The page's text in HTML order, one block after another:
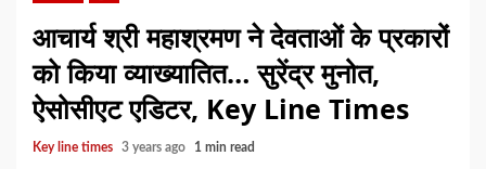
आचार्य श्री महाश्रमण ने देवताओं के प्रकारों
को किया व्याख्यातित… सुरेंद्र मुनोत,
ऐसोसीएट एडिटर, Key Line Times
Key line times 3 years ago 1 min read